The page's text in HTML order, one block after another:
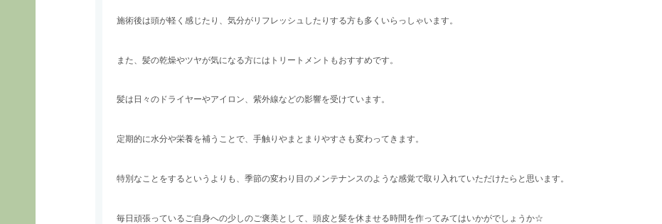
施術後は頭が軽く感じたり、気分がリフレッシュしたりする方も多くいらっしゃいます。
また、髪の乾燥やツヤが気になる方にはトリートメントもおすすめです。
髪は日々のドライヤーやアイロン、紫外線などの影響を受けています。
定期的に水分や栄養を補うことで、手触りやまとまりやすさも変わってきます。
特別なことをするというよりも、季節の変わり目のメンテナンスのような感覚で取り入れていただけたらと思います。
毎日頑張っているご自身への少しのご褒美として、頭皮と髪を休ませる時間を作ってみてはいかがでしょうか☆